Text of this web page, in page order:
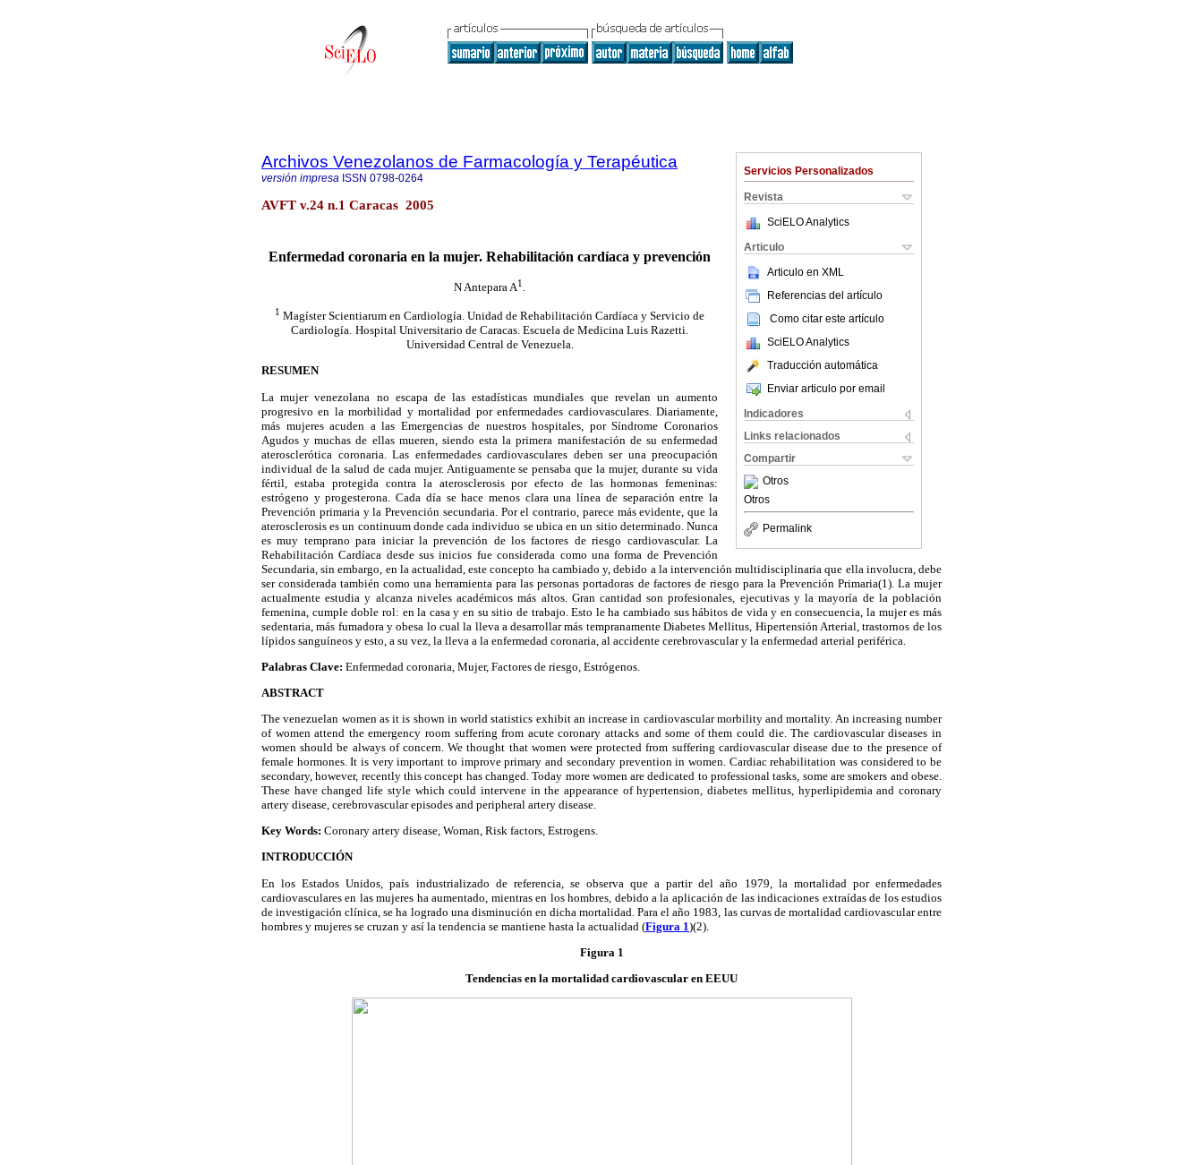
Servicios Personalizados
Revista
SciELO Analytics
Articulo
Articulo en XML
Referencias del artículo
Como citar este artículo
SciELO Analytics
Traducción automática
Enviar articulo por email
Indicadores
Links relacionados
Compartir
Otros
Otros
Permalink
Archivos Venezolanos de Farmacología y Terapéutica
versión impresa ISSN 0798-0264
AVFT v.24 n.1 Caracas 2005
Enfermedad coronaria en la mujer. Rehabilitación cardíaca y prevención
N Antepara A1
1 Magíster Scientiarum en Cardiología. Unidad de Rehabilitación Cardíaca y Servicio de
Cardiología. Hospital Universitario de Caracas. Escuela de Medicina Luis Razetti.
Universidad Central de Venezuela.
RESUMEN
La mujer venezolana no escapa de las estadísticas mundiales que revelan un aumento
progresivo en la morbilidad y mortalidad por enfermedades cardiovasculares. Diariamente,
más mujeres acuden a las Emergencias de nuestros hospitales, por Síndrome Coronarios
Agudos y muchas de ellas mueren, siendo esta la primera manifestación de su enfermedad
aterosclerótica coronaria. Las enfermedades cardiovasculares deben ser una preocupación
individual de la salud de cada mujer. Antiguamente se pensaba que la mujer, durante su vida
fértil, estaba protegida contra la aterosclerosis por efecto de las hormonas femeninas:
estrógeno y progesterona. Cada día se hace menos clara una línea de separación entre la
Prevención primaria y la Prevención secundaria. Por el contrario, parece más evidente, que la
aterosclerosis es un continuum donde cada individuo se ubica en un sitio determinado. Nunca
es muy temprano para iniciar la prevención de los factores de riesgo cardiovascular. La
Rehabilitación Cardíaca desde sus inicios fue considerada como una forma de Prevención
Secundaria, sin embargo, en la actualidad, este concepto ha cambiado y, debido a la intervención multidisciplinaria que ella involucra, debe
ser considerada también como una herramienta para las personas portadoras de factores de riesgo para la Prevención Primaria(1). La mujer
actualmente estudia y alcanza niveles académicos más altos. Gran cantidad son profesionales, ejecutivas y la mayoría de la población
femenina, cumple doble rol: en la casa y en su sitio de trabajo. Esto le ha cambiado sus hábitos de vida y en consecuencia, la mujer es más
sedentaria, más fumadora y obesa lo cual la lleva a desarrollar más tempranamente Diabetes Mellitus, Hipertensión Arterial, trastornos de los
lípidos sanguíneos y esto, a su vez, la lleva a la enfermedad coronaria, al accidente cerebrovascular y la enfermedad arterial periférica.
Palabras Clave: Enfermedad coronaria, Mujer, Factores de riesgo, Estrógenos.
ABSTRACT
The venezuelan women as it is shown in world statistics exhibit an increase in cardiovascular morbility and mortality. An increasing number
of women attend the emergency room suffering from acute coronary attacks and some of them could die. The cardiovascular diseases in
women should be always of concern. We thought that women were protected from suffering cardiovascular disease due to the presence of
female hormones. It is very important to improve primary and secondary prevention in women. Cardiac rehabilitation was considered to be
secondary, however, recently this concept has changed. Today more women are dedicated to professional tasks, some are smokers and obese.
These have changed life style which could intervene in the appearance of hypertension, diabetes mellitus, hyperlipidemia and coronary
artery disease, cerebrovascular episodes and peripheral artery disease.
Key Words: Coronary artery disease, Woman, Risk factors, Estrogens.
INTRODUCCIÓN
En los Estados Unidos, país industrializado de referencia, se observa que a partir del año 1979, la mortalidad por enfermedades
cardiovasculares en las mujeres ha aumentado, mientras en los hombres, debido a la aplicación de las indicaciones extraídas de los estudios
de investigación clínica, se ha logrado una disminución en dicha mortalidad. Para el año 1983, las curvas de mortalidad cardiovascular entre
hombres y mujeres se cruzan y así la tendencia se mantiene hasta la actualidad (Figura 1)(2).
Figura 1
Tendencias en la mortalidad cardiovascular en EEUU